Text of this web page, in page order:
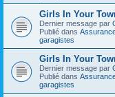
Girls In Your
Dernier message par
Publié dans
garagistes
Girls In Your
Dernier message par
Publié dans
garagistes